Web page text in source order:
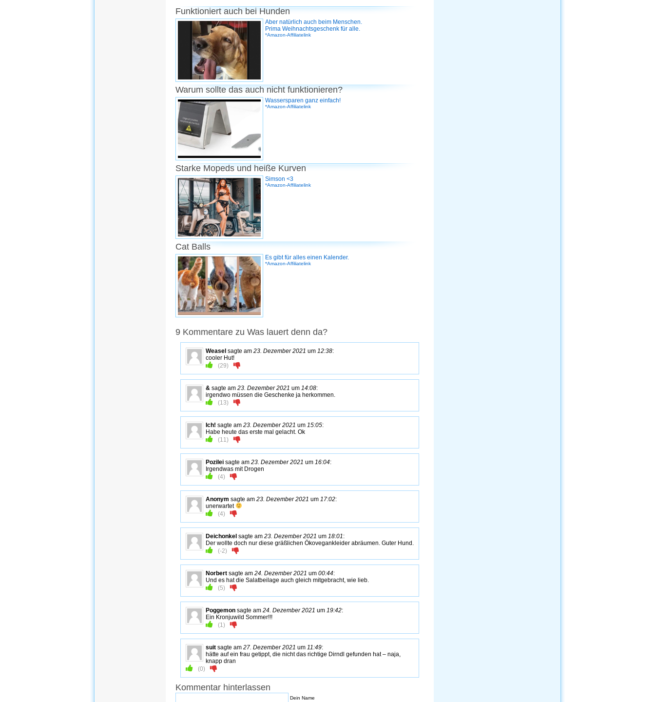
Funktioniert auch bei Hunden
Aber natürlich auch beim Menschen.
Prima Weihnachtsgeschenk für alle.
*Amazon-Affiliatelink
Warum sollte das auch nicht funktionieren?
Wassersparen ganz einfach!
*Amazon-Affiliatelink
Starke Mopeds und heiße Kurven
Simson <3
*Amazon-Affiliatelink
Cat Balls
Es gibt für alles einen Kalender.
*Amazon-Affiliatelink
9 Kommentare zu Was lauert denn da?
Weasel sagte am 23. Dezember 2021 um 12:38:
cooler Hut!
(29)
& sagte am 23. Dezember 2021 um 14:08:
irgendwo müssen die Geschenke ja herkommen.
(13)
Ich! sagte am 23. Dezember 2021 um 15:05:
Habe heute das erste mal gelacht. Ok
(11)
Pozilei sagte am 23. Dezember 2021 um 16:04:
Irgendwas mit Drogen
(4)
Anonym sagte am 23. Dezember 2021 um 17:02:
unerwartet
(4)
Deichonkel sagte am 23. Dezember 2021 um 18:01:
Der wollte doch nur diese gräßlichen Ökovegankleider abräumen. Guter Hund.
(-2)
Norbert sagte am 24. Dezember 2021 um 00:44:
Und es hat die Salatbeilage auch gleich mitgebracht, wie lieb.
(5)
Poggemon sagte am 24. Dezember 2021 um 19:42:
Ein Kronjuwild Sommer!!!
(1)
suit sagte am 27. Dezember 2021 um 11:49:
hätte auf ein frau getippt, die nicht das richtige Dirndl gefunden hat – naja,
knapp dran
(0)
Kommentar hinterlassen
Dein Name